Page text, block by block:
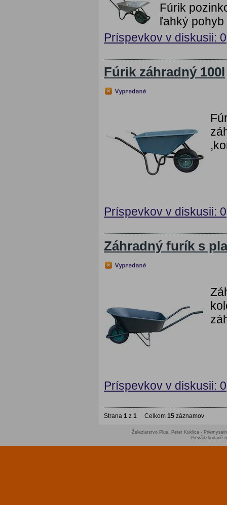
Fúrik
ľahký pohyb
Príspevkov v diskusii: 0
Fúrik záhradný 100l
Príspevkov v diskusii: 0
Záhradný furík s
Príspevkov v diskusii: 0
Strana 1 z 1 Celkom 15 záznamov
Železiarstvo Plus, Peter Kuklica -
Prevádzkované